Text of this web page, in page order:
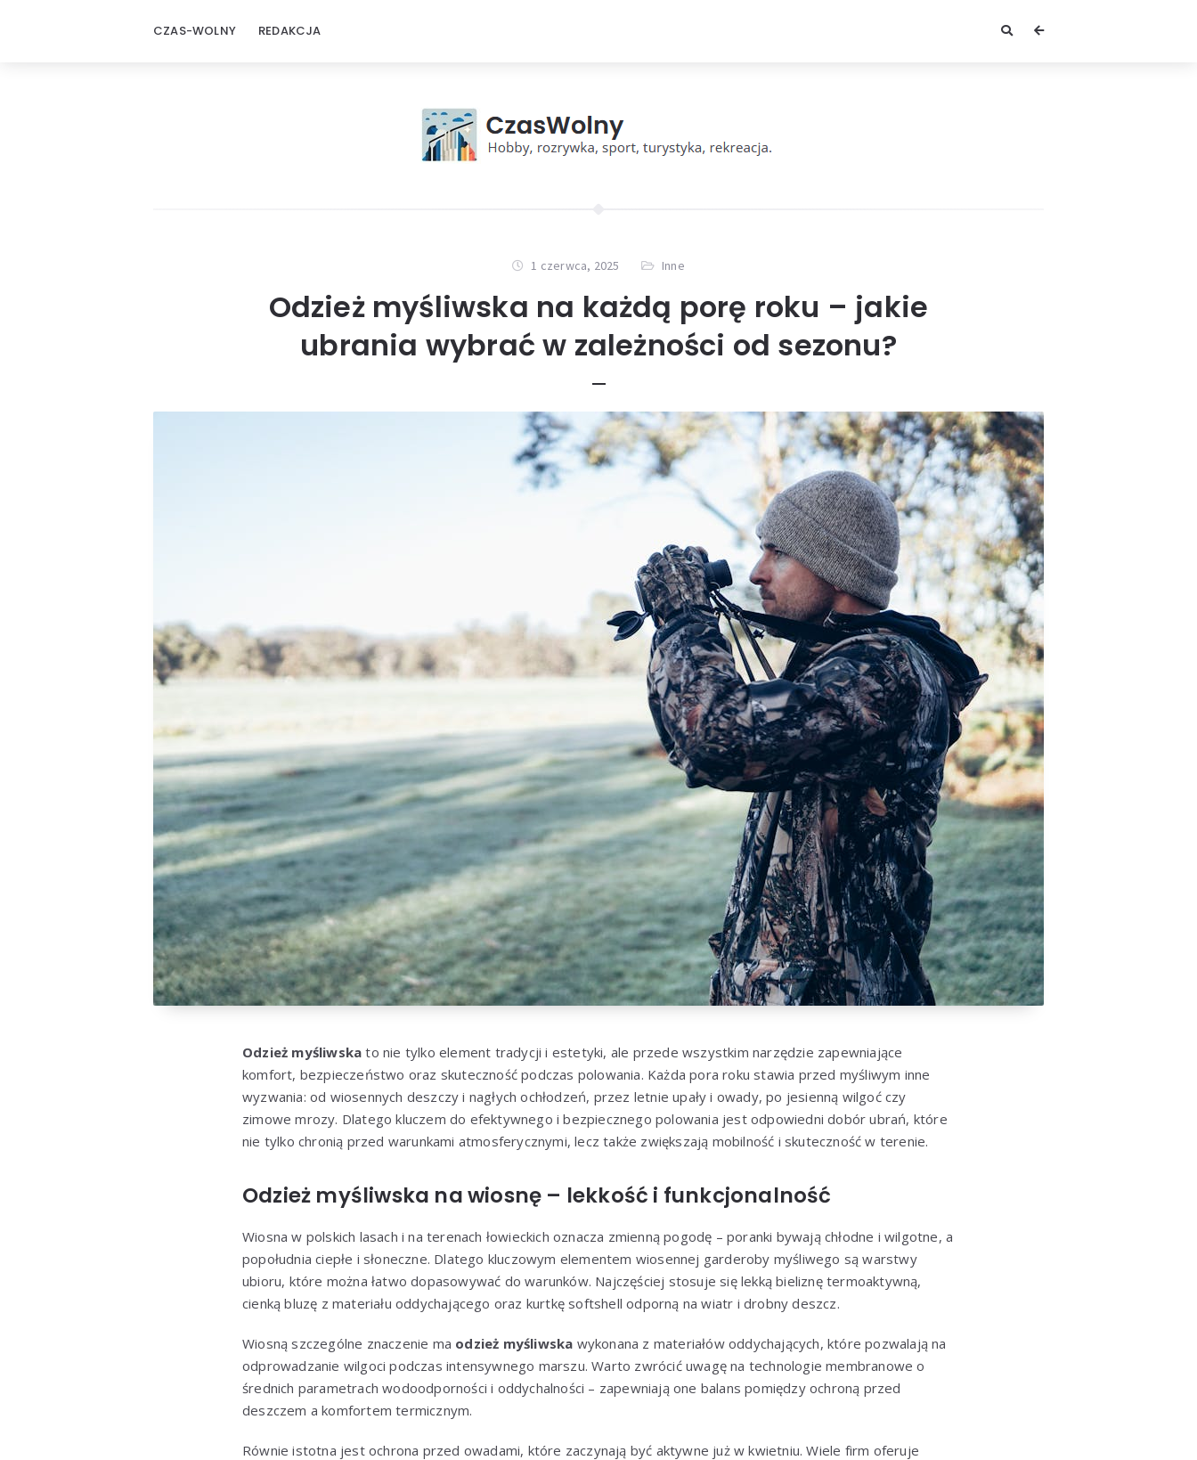
CZAS-WOLNY REDAKCJA
1 czerwca, 2025 Inne
Odzież myśliwska na każdą porę roku – jakie
ubrania wybrać w zależności od sezonu?
Odzież myśliwska to nie tylko element tradycji i estetyki, ale przede wszystkim narzędzie zapewniające
komfort, bezpieczeństwo oraz skuteczność podczas polowania. Każda pora roku stawia przed myśliwym inne
wyzwania: od wiosennych deszczy i nagłych ochłodzeń, przez letnie upały i owady, po jesienną wilgoć czy
zimowe mrozy. Dlatego kluczem do efektywnego i bezpiecznego polowania jest odpowiedni dobór ubrań, które
nie tylko chronią przed warunkami atmosferycznymi, lecz także zwiększają mobilność i skuteczność w terenie.
Odzież myśliwska na wiosnę – lekkość i funkcjonalność
Wiosna w polskich lasach i na terenach łowieckich oznacza zmienną pogodę – poranki bywają chłodne i wilgotne, a
popołudnia ciepłe i słoneczne. Dlatego kluczowym elementem wiosennej garderoby myśliwego są warstwy
ubioru, które można łatwo dopasowywać do warunków. Najczęściej stosuje się lekką bieliznę termoaktywną,
cienką bluzę z materiału oddychającego oraz kurtkę softshell odporną na wiatr i drobny deszcz.
Wiosną szczególne znaczenie ma odzież myśliwska wykonana z materiałów oddychających, które pozwalają na
odprowadzanie wilgoci podczas intensywnego marszu. Warto zwrócić uwagę na technologie membranowe o
średnich parametrach wodoodporności i oddychalności – zapewniają one balans pomiędzy ochroną przed
deszczem a komfortem termicznym.
Równie istotna jest ochrona przed owadami, które zaczynają być aktywne już w kwietniu. Wiele firm oferuje